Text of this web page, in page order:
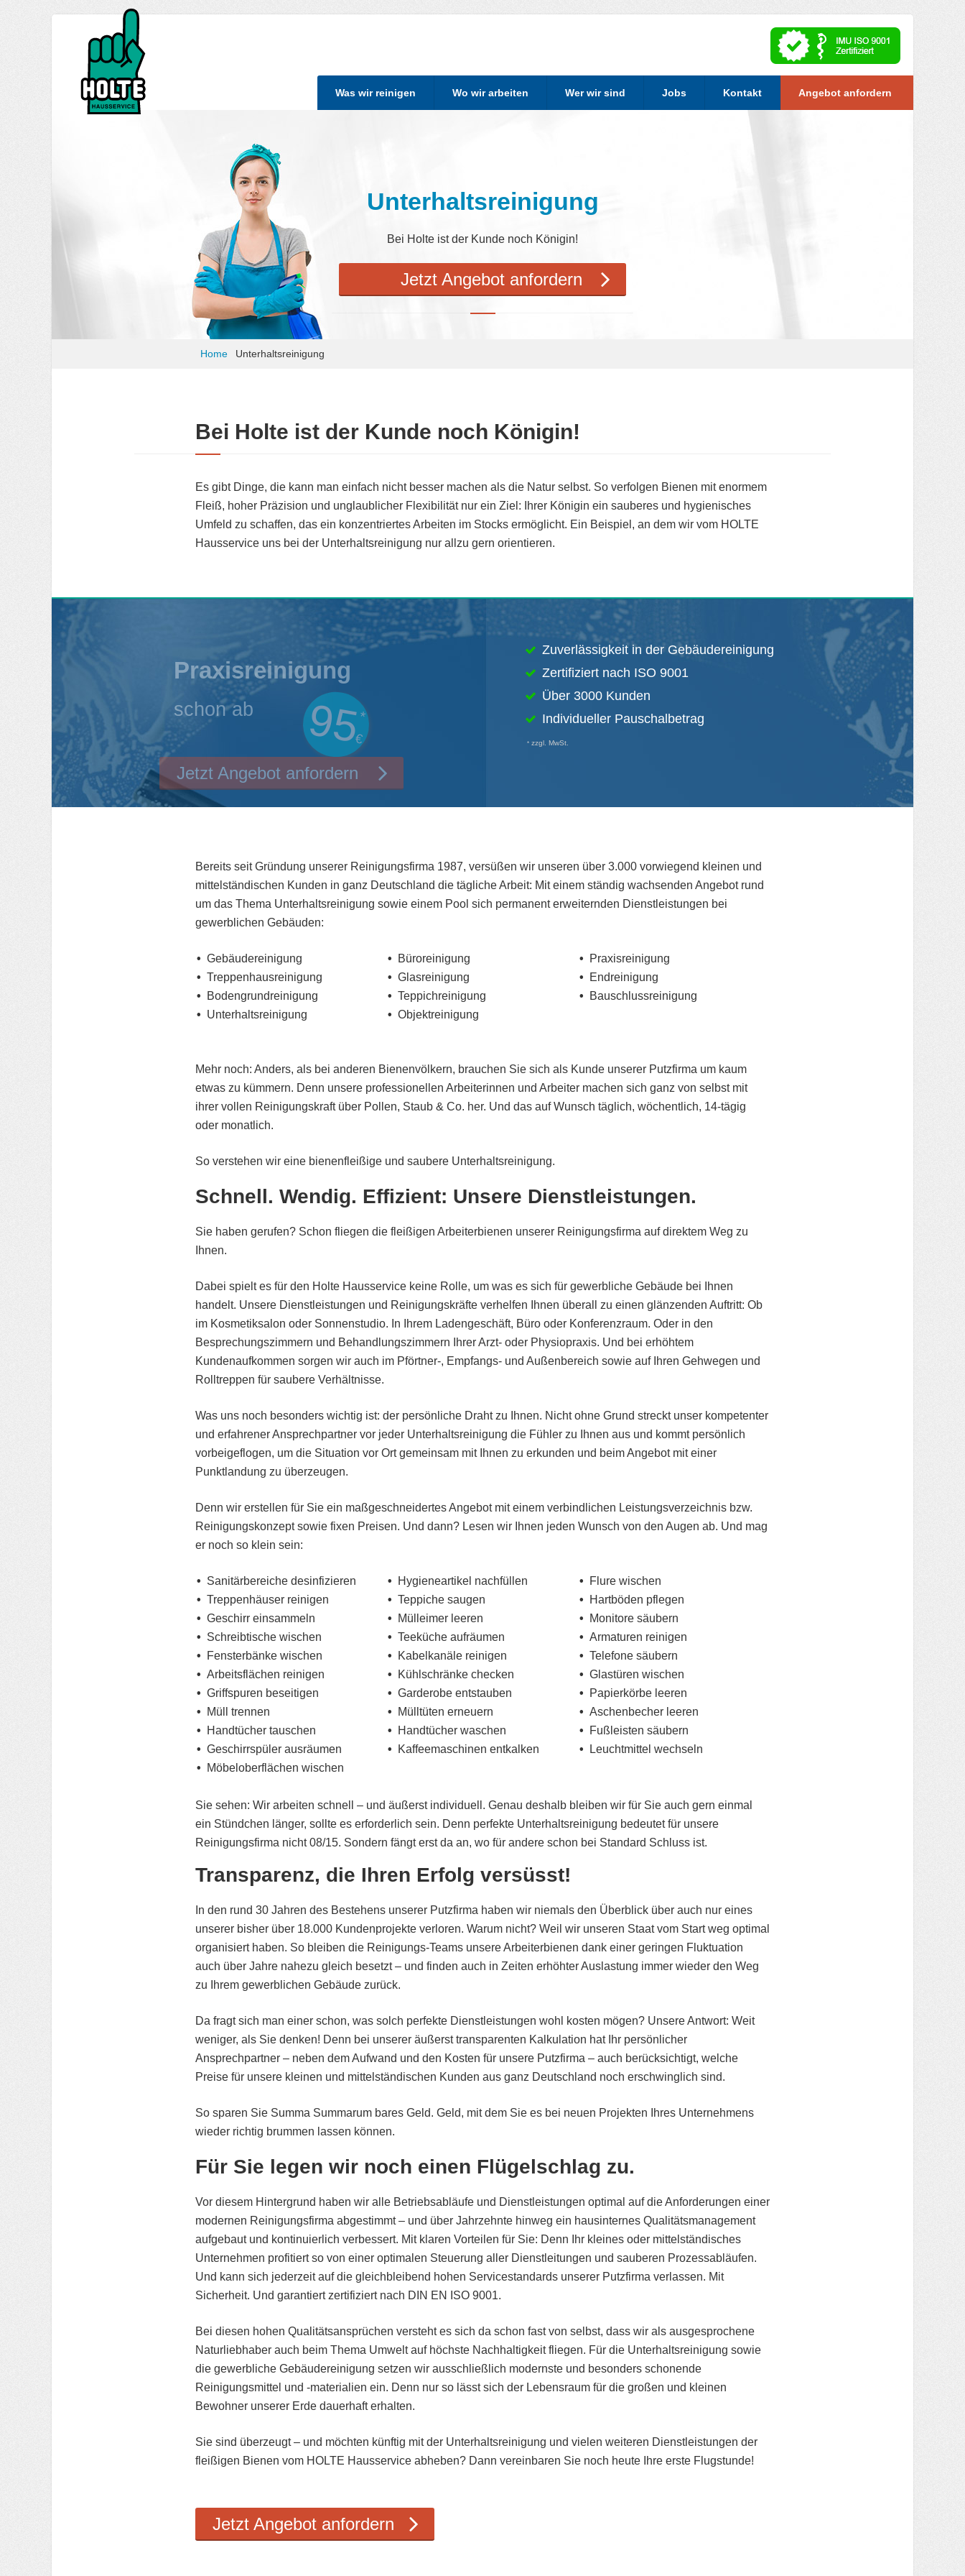
Was wir reinigen Wo wir arbeiten Wer wir sind Jobs Kontakt Angebot anfordern
Unterhaltsreinigung
Bei Holte ist der Kunde noch Königin!
JetztAngebot anfordern
Home Unterhaltsreinigung
Bei Holte ist der Kunde noch Königin!
Es gibt Dinge, die kann man einfach nicht besser machen als die Natur selbst. So verfolgen Bienen mit enormem
Fleiß, hoher Präzision und unglaublicher Flexibilität nur ein Ziel: Ihrer Königin ein sauberes und hygienisches
Umfeld zu schaffen, das ein konzentriertes Arbeiten im Stocks ermöglicht. Ein Beispiel, an dem wir vom HOLTE
Hausservice uns bei der Unterhaltsreinigung nur allzu gern orientieren.
95
€
*
Praxisreinigung
schon ab
Jetzt Angebot anfordern
Zuverlässigkeit in der Gebäudereinigung
Zertifiziert nach ISO 9001
Über 3000 Kunden
Individueller Pauschalbetrag
* zzgl. MwSt.
Bereits seit Gründung unserer Reinigungsfirma 1987, versüßen wir unseren über 3.000 vorwiegend kleinen und
mittelständischen Kunden in ganz Deutschland die tägliche Arbeit: Mit einem ständig wachsenden Angebot rund
um das Thema Unterhaltsreinigung sowie einem Pool sich permanent erweiternden Dienstleistungen bei
gewerblichen Gebäuden:
Gebäudereinigung
Treppenhausreinigung
Bodengrundreinigung
Unterhaltsreinigung
Büroreinigung
Glasreinigung
Teppichreinigung
Objektreinigung
Praxisreinigung
Endreinigung
Bauschlussreinigung
Mehr noch: Anders, als bei anderen Bienenvölkern, brauchen Sie sich als Kunde unserer Putzfirma um kaum
etwas zu kümmern. Denn unsere professionellen Arbeiterinnen und Arbeiter machen sich ganz von selbst mit
ihrer vollen Reinigungskraft über Pollen, Staub & Co. her. Und das auf Wunsch täglich, wöchentlich, 14-tägig
oder monatlich.
So verstehen wir eine bienenfleißige und saubere Unterhaltsreinigung.
Schnell. Wendig. Effizient: Unsere Dienstleistungen.
Sie haben gerufen? Schon fliegen die fleißigen Arbeiterbienen unserer Reinigungsfirma auf direktem Weg zu
Ihnen.
Dabei spielt es für den Holte Hausservice keine Rolle, um was es sich für gewerbliche Gebäude bei Ihnen
handelt. Unsere Dienstleistungen und Reinigungskräfte verhelfen Ihnen überall zu einen glänzenden Auftritt: Ob
im Kosmetiksalon oder Sonnenstudio. In Ihrem Ladengeschäft, Büro oder Konferenzraum. Oder in den
Besprechungszimmern und Behandlungszimmern Ihrer Arzt- oder Physiopraxis. Und bei erhöhtem
Kundenaufkommen sorgen wir auch im Pförtner-, Empfangs- und Außenbereich sowie auf Ihren Gehwegen und
Rolltreppen für saubere Verhältnisse.
Was uns noch besonders wichtig ist: der persönliche Draht zu Ihnen. Nicht ohne Grund streckt unser kompetenter
und erfahrener Ansprechpartner vor jeder Unterhaltsreinigung die Fühler zu Ihnen aus und kommt persönlich
vorbeigeflogen, um die Situation vor Ort gemeinsam mit Ihnen zu erkunden und beim Angebot mit einer
Punktlandung zu überzeugen.
Denn wir erstellen für Sie ein maßgeschneidertes Angebot mit einem verbindlichen Leistungsverzeichnis bzw.
Reinigungskonzept sowie fixen Preisen. Und dann? Lesen wir Ihnen jeden Wunsch von den Augen ab. Und mag
er noch so klein sein:
Sanitärbereiche desinfizieren
Treppenhäuser reinigen
Geschirr einsammeln
Schreibtische wischen
Fensterbänke wischen
Arbeitsflächen reinigen
Griffspuren beseitigen
Müll trennen
Handtücher tauschen
Geschirrspüler ausräumen
Möbeloberflächen wischen
Hygieneartikel nachfüllen
Teppiche saugen
Mülleimer leeren
Teeküche aufräumen
Kabelkanäle reinigen
Kühlschränke checken
Garderobe entstauben
Mülltüten erneuern
Handtücher waschen
Kaffeemaschinen entkalken
Flure wischen
Hartböden pflegen
Monitore säubern
Armaturen reinigen
Telefone säubern
Glastüren wischen
Papierkörbe leeren
Aschenbecher leeren
Fußleisten säubern
Leuchtmittel wechseln
Sie sehen: Wir arbeiten schnell – und äußerst individuell. Genau deshalb bleiben wir für Sie auch gern einmal
ein Stündchen länger, sollte es erforderlich sein. Denn perfekte Unterhaltsreinigung bedeutet für unsere
Reinigungsfirma nicht 08/15. Sondern fängt erst da an, wo für andere schon bei Standard Schluss ist.
Transparenz, die Ihren Erfolg versüsst!
In den rund 30 Jahren des Bestehens unserer Putzfirma haben wir niemals den Überblick über auch nur eines
unserer bisher über 18.000 Kundenprojekte verloren. Warum nicht? Weil wir unseren Staat vom Start weg optimal
organisiert haben. So bleiben die Reinigungs-Teams unsere Arbeiterbienen dank einer geringen Fluktuation
auch über Jahre nahezu gleich besetzt – und finden auch in Zeiten erhöhter Auslastung immer wieder den Weg
zu Ihrem gewerblichen Gebäude zurück.
Da fragt sich man einer schon, was solch perfekte Dienstleistungen wohl kosten mögen? Unsere Antwort: Weit
weniger, als Sie denken! Denn bei unserer äußerst transparenten Kalkulation hat Ihr persönlicher
Ansprechpartner – neben dem Aufwand und den Kosten für unsere Putzfirma – auch berücksichtigt, welche
Preise für unsere kleinen und mittelständischen Kunden aus ganz Deutschland noch erschwinglich sind.
So sparen Sie Summa Summarum bares Geld. Geld, mit dem Sie es bei neuen Projekten Ihres Unternehmens
wieder richtig brummen lassen können.
Für Sie legen wir noch einen Flügelschlag zu.
Vor diesem Hintergrund haben wir alle Betriebsabläufe und Dienstleistungen optimal auf die Anforderungen einer
modernen Reinigungsfirma abgestimmt – und über Jahrzehnte hinweg ein hausinternes Qualitätsmanagement
aufgebaut und kontinuierlich verbessert. Mit klaren Vorteilen für Sie: Denn Ihr kleines oder mittelständisches
Unternehmen profitiert so von einer optimalen Steuerung aller Dienstleitungen und sauberen Prozessabläufen.
Und kann sich jederzeit auf die gleichbleibend hohen Servicestandards unserer Putzfirma verlassen. Mit
Sicherheit. Und garantiert zertifiziert nach DIN EN ISO 9001.
Bei diesen hohen Qualitätsansprüchen versteht es sich da schon fast von selbst, dass wir als ausgesprochene
Naturliebhaber auch beim Thema Umwelt auf höchste Nachhaltigkeit fliegen. Für die Unterhaltsreinigung sowie
die gewerbliche Gebäudereinigung setzen wir ausschließlich modernste und besonders schonende
Reinigungsmittel und -materialien ein. Denn nur so lässt sich der Lebensraum für die großen und kleinen
Bewohner unserer Erde dauerhaft erhalten.
Sie sind überzeugt – und möchten künftig mit der Unterhaltsreinigung und vielen weiteren Dienstleistungen der
fleißigen Bienen vom HOLTE Hausservice abheben? Dann vereinbaren Sie noch heute Ihre erste Flugstunde!
Jetzt Angebot anfordern